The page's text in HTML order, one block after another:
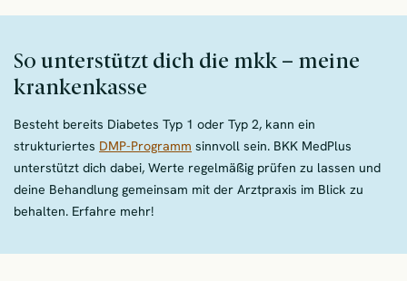
So unterstützt dich die mkk – meine
krankenkasse
Besteht bereits Diabetes Typ 1 oder Typ 2, kann ein
strukturiertes DMP-Programm sinnvoll sein. BKK MedPlus
unterstützt dich dabei, Werte regelmäßig prüfen zu lassen und
deine Behandlung gemeinsam mit der Arztpraxis im Blick zu
behalten. Erfahre mehr!